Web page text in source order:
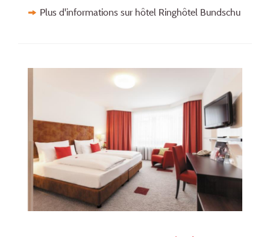
Plus d'informations sur hôtel Ringhôtel Bundschu